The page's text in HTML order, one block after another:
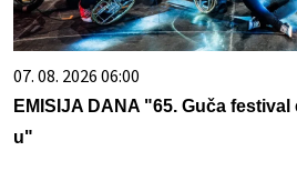
07. 08. 2026 06:00
EMISIJA DANA "65. Guča
u"